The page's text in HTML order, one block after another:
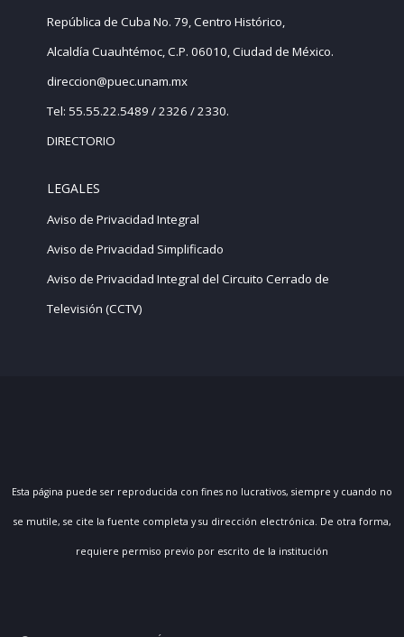
República de Cuba No. 79, Centro Histórico,
Alcaldía Cuauhtémoc, C.P. 06010, Ciudad de México.
direccion@puec.unam.mx
Tel: 55.55.22.5489 / 2326 / 2330.
DIRECTORIO
LEGALES
Aviso de Privacidad Integral
Aviso de Privacidad Simplificado
Aviso de Privacidad Integral del Circuito Cerrado de
Televisión (CCTV)
Esta página puede ser reproducida con fines no lucrativos, siempre y cuando no
se mutile, se cite la fuente completa y su dirección electrónica. De otra forma,
requiere permiso previo por escrito de la institución